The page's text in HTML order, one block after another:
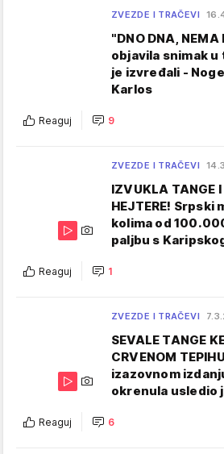
ZVEZDE I TRAČEVI
"DNO DNA, NEMA
objavila snimak
je izvređali -
Karlos
Reaguj 9
ZVEZDE I TRAČEVI
IZVUKLA TANGE
HEJTERE!
kolima od
paljbu s
Reaguj 1
ZVEZDE I TRAČEVI
SEVALE TANGE
CRVENOM
izazovnom
okrenula usledio
Reaguj 6